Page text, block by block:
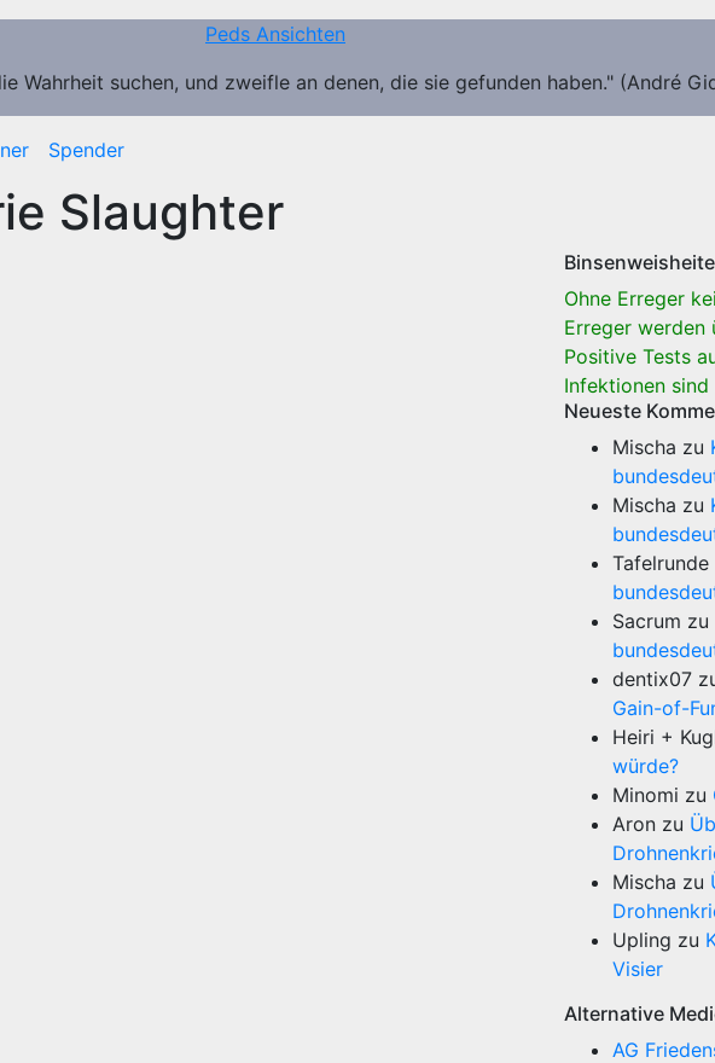
Peds Ansichten
Wahrheit suchen, und zweifle an denen, die sie gefunden haben." (André
Spender
Slaughter
Ohne Erreger
Erreger werden
Positive Tests
Infektionen sind
Neueste
Mischa zu
Mischa zu
Tafelrunde
Sacrum zu
dentix07
Gain-of-
Heiri +
würde?
Minomi zu
Aron zu
Mischa zu
Upling zu
Visier
Alternative
AG